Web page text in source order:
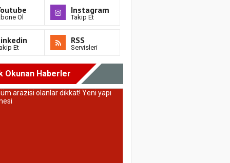
Ol
Instagram
Takip Et
Et
RSS
Servisleri
Okunan Haberler